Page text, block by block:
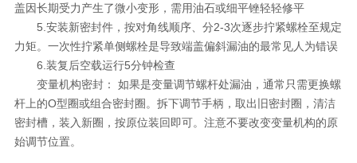
盖因长期受力产生了微小变形，需用油石或细平锉轻轻修平
5.安装新密封件，按对角线顺序、分2-3次逐步拧紧螺栓至规定
力矩。一次性拧紧单侧螺栓是导致端盖偏斜漏油的最常见人为错误
6.装复后空载运行5分钟检查
变量机构密封： 如果是变量调节螺杆处漏油，通常只需更换螺
杆上的O型圈或组合密封圈。拆下调节手柄，取出旧密封圈，清洁
密封槽，装入新圈，按原位装回即可。注意不要改变变量机构的原
始调节位置。